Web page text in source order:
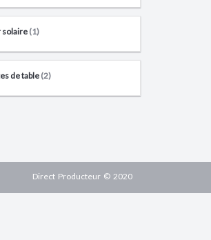
solaire(1)
de table(2)
Direct Producteur © 2020